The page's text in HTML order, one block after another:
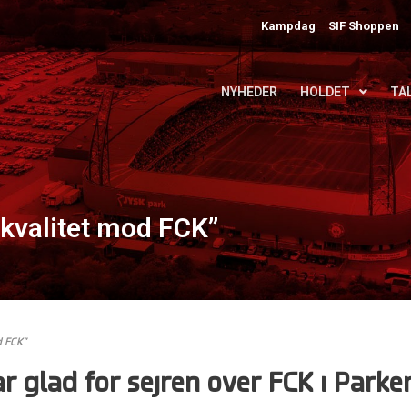
Kampdag SIF Shoppen
NYHEDER HOLDET
mod FCK”
glad for sejren over FCK i